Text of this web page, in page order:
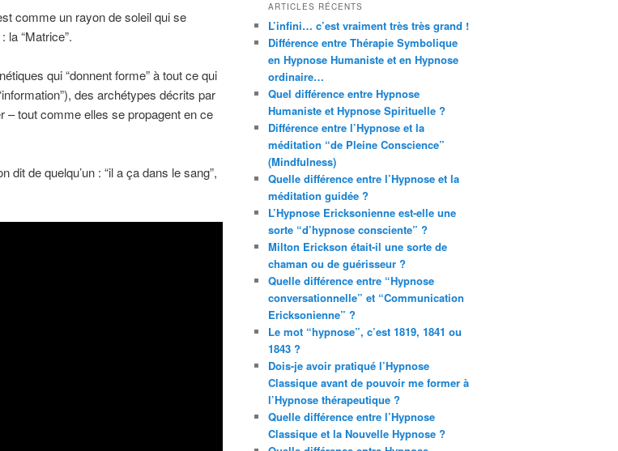
comme un rayon de soleil qui se
la “Matrice”.
qui “donnent forme” à tout ce qui
des archétypes décrits par
– tout comme elles se propagent en ce
de quelqu’un : “il a ça dans le sang”,
ARTICLES RÉCENTS
L’infini… c’est vraiment très très grand !
Différence entre Thérapie Symbolique
en Hypnose Humaniste et en Hypnose
ordinaire…
Quel différence entre Hypnose
Humaniste et Hypnose Spirituelle ?
Différence entre l’Hypnose et la
méditation “de Pleine Conscience”
(Mindfulness)
Quelle différence entre l’Hypnose et la
méditation guidée ?
L’Hypnose Ericksonienne est-elle une
sorte “d’hypnose consciente” ?
Milton Erickson était-il une sorte de
chaman ou de guérisseur ?
Quelle différence entre “Hypnose
conversationnelle” et “Communication
Ericksonienne” ?
Le mot “hypnose”, c’est 1819, 1841 ou
1843 ?
Dois-je avoir pratiqué l’Hypnose
Classique avant de pouvoir me former à
l’Hypnose thérapeutique ?
Quelle différence entre l’Hypnose
Classique et la Nouvelle Hypnose ?